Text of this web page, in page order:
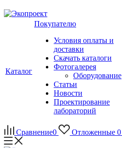
Каталог
Покупателю
Условия оплаты и
доставки
Скачать каталоги
Фотогалерея
Оборудование
Статьи
Новости
Проектирование
лабораторий
Сравнение0 Отложенные 0